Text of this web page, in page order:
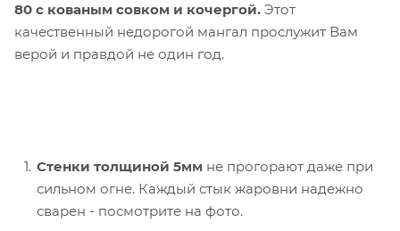
80 с кованым совком и кочергой. Этот
качественный недорогой мангал прослужит Вам
верой и правдой не один год.
Стенки толщиной 5мм не прогорают даже при
сильном огне. Каждый стык жаровни надежно
сварен - посмотрите на фото.